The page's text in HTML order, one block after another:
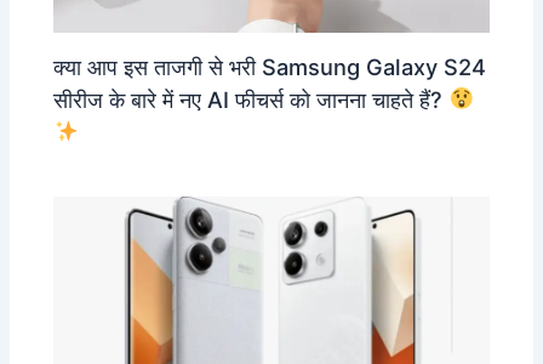
क्या आप इस ताजगी से भरी Samsung Galaxy S24
सीरीज के बारे में नए AI फीचर्स को जानना चाहते हैं?